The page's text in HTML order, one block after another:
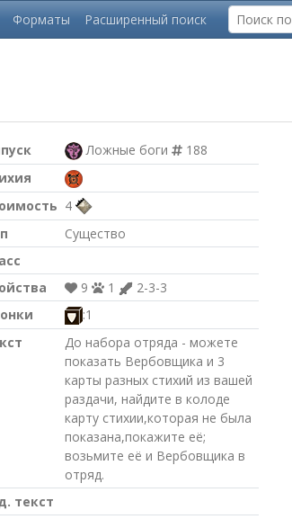
Форматы Расширенный поиск
Ложные боги
188
4
Существо
9 1
2-3-3
:1
До набора отряда - можете
показать Вербовщика и 3
карты разных стихий из вашей
раздачи, найдите в колоде
карту стихии,которая не была
показана,покажите её;
возьмите её и Вербовщика в
отряд.
текст